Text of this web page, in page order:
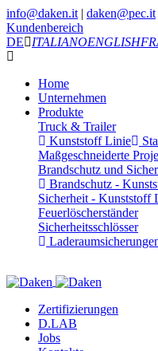
info@daken.it | daken@pec.it
Kundenbereich
DE
ITALIANOENGLISH
Home
Unternehmen
Produkte
Truck & Trailer
Kunststoff Linie
Maßgeschneiderte
Brandschutz und
Brandschutz -
Sicherheit - Kunststoff
Feuerlöscherständer
Sicherheitsschlösser
Zertifizierungen
D.LAB
Jobs